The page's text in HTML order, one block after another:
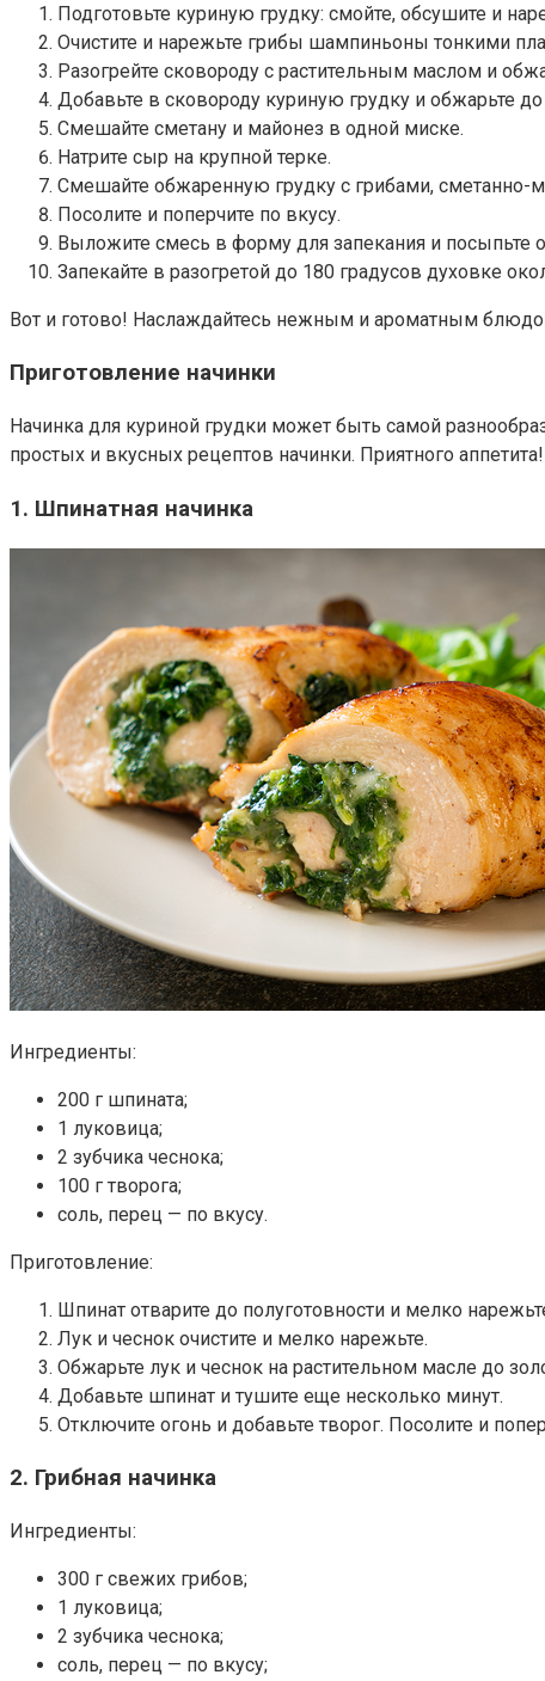
Подготовьте куриную грудку: смойте, обсушите и
Очистите и нарежьте грибы шампиньоны тонкими
Разогрейте сковороду с растительным маслом и
Добавьте в сковороду куриную грудку и обжарьте до
Смешайте сметану и майонез в одной миске.
Натрите сыр на крупной терке.
Смешайте обжаренную грудку с грибами, сметанно-
Посолите и поперчите по вкусу.
Выложите смесь в форму для запекания и посыпьте
Запекайте в разогретой до 180 градусов духовке
Вот и готово! Наслаждайтесь нежным и ароматным
Приготовление начинки
Начинка для куриной грудки может быть самой
простых и вкусных рецептов начинки. Приятного аппетита!
1. Шпинатная начинка
Ингредиенты:
200 г шпината;
1 луковица;
2 зубчика чеснока;
100 г творога;
соль, перец — по вкусу.
Приготовление:
Шпинат отварите до полуготовности и мелко
Лук и чеснок очистите и мелко нарежьте.
Обжарьте лук и чеснок на растительном масле до
Добавьте шпинат и тушите еще несколько минут.
Отключите огонь и добавьте творог. Посолите и
2. Грибная начинка
Ингредиенты:
300 г свежих грибов;
1 луковица;
2 зубчика чеснока;
соль, перец — по вкусу;